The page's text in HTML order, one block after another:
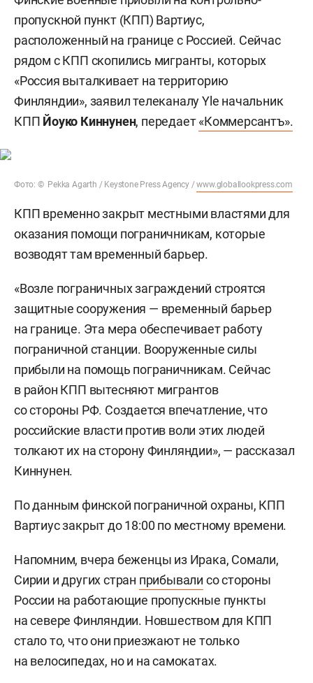
пропускной пункт (КПП) Вартиус,
расположенный на границе с Россией. Сейчас
рядом с КПП скопились мигранты, которых
«Россия выталкивает на территорию
Финляндии», заявил телеканалу Yle начальник
КПП Йоуко Киннунен, передает«Коммерсантъ».
Фото: © Pekka Agarth / Keystone Press Agency /www.globallookpress.com
КПП временно закрыт местными властями для
оказания помощи пограничникам, которые
возводят там временный барьер.
«Возле пограничных заграждений строятся
защитные сооружения — временный барьер
на границе. Эта мера обеспечивает работу
пограничной станции. Вооруженные силы
прибыли на помощь пограничникам. Сейчас
в район КПП вытесняют мигрантов
со стороны РФ. Создается впечатление, что
российские власти против воли этих людей
толкают их на сторону Финляндии», — рассказал
Киннунен.
По данным финской пограничной охраны, КПП
Вартиус закрыт до 18:00 по местному времени.
Напомним, вчера беженцы из Ирака, Сомали,
Сирии и других стран прибывали со стороны
России на работающие пропускные пункты
на севере Финляндии. Новшеством для КПП
стало то, что они приезжают не только
на велосипедах, но и на самокатах.